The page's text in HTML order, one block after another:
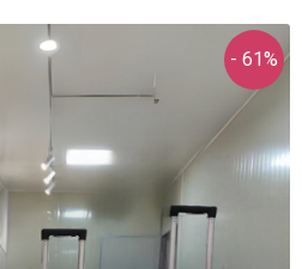
- 61%